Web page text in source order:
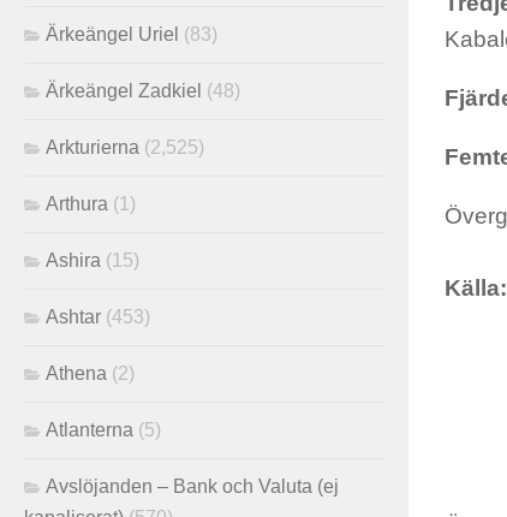
Källa:
Ärkeängel Uriel (83)
Ärkeängel Zadkiel (48)
Arkturierna (2,525)
Arthura (1)
Ashira (15)
Ashtar (453)
Athena (2)
Atlanterna (5)
Avslöjanden – Bank och Valuta (ej